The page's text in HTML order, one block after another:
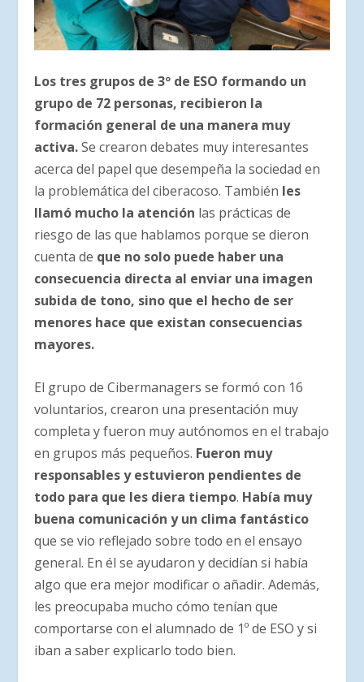
Los tres grupos de 3º de ESO formando un
grupo de 72 personas, recibieron la
formación general de una manera muy
activa.Se crearon debates muy interesantes
acerca del papel que desempeña la sociedad en
la problemática del ciberacoso. También les
llamó mucho la atención las prácticas de
riesgo de las que hablamos porque se dieron
cuenta de que no solo puede haber una
consecuencia directa al enviar una imagen
subida de tono, sino que el hecho de ser
menores hace que existan consecuencias
mayores.
El grupo de Cibermanagers se formó con 16
voluntarios, crearon una presentación muy
completa y fueron muy autónomos en el trabajo
en grupos más pequeños. Fueron muy
responsables y estuvieron pendientes de
todo para que les diera tiempo. Había muy
buena comunicación y un clima fantástico
que se vio reflejado sobre todo en el ensayo
general. En él se ayudaron y decidían si había
algo que era mejor modificar o añadir. Además,
les preocupaba mucho cómo tenían que
comportarse con el alumnado de 1º de ESO y si
iban a saber explicarlo todo bien.